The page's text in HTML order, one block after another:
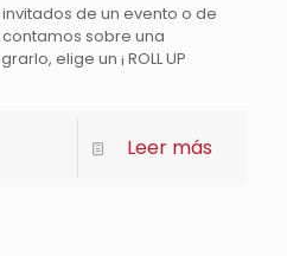
de un evento o de
sobre una
elige un ¡ ROLL UP
Leer más